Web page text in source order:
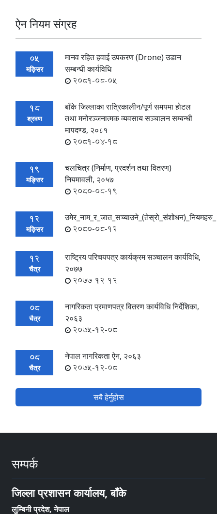
ऐन नियम संग्रह
05
मङ्सिर
मानव रहित हवाई उपकरण (Drone) उडान
सम्बन्धी कार्यविधि
2081-08-05
18
श्रवण
बाँके जिल्लाका रात्रिकालीन/पूर्ण समयमा होटल
तथा मनोरञ्जनात्मक व्यवसाय सञ्चालन सम्बन्धी
मापदण्ड, २०८१
2081-04-18
19
मङ्सिर
चलचित्र (निर्माण, प्रदर्शन तथा वितरण)
नियमावली, २०५७
2080-08-19
12
मङ्सिर 2080-08-12
12
चैत्र
राष्ट्रिय परिचयपत्र कार्यक्रम सञ्चालन कार्यविधि,
२०७७
2077-12-12
08
चैत्र
नागरिकता प्रमाणपत्र वितरण कार्यविधि निर्देशिका,
२०६३
2075-12-08
08
चैत्र
नेपाल नागरिकता ऐन, २०६३
2075-12-08
सबै हेर्नुहोस
सम्पर्क
जिल्ला प्रशासन कार्यालय, बाँके
लुम्बिनी प्रदेश, नेपाल